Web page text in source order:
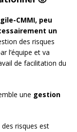
CMMI, peu
un
des risques
l’équipe et va
de facilitation du
une gestion
risques est